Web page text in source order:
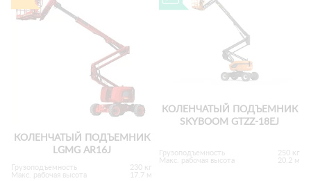
КОЛЕНЧАТЫЙ ПОДЪЕМНИК
LGMG AR16J
Грузоподъемность
230 кг
Макс. рабочая высота
17.7 м
КОЛЕНЧАТЫЙ ПОДЪЕМНИК
SKYBOOM GTZZ-18EJ
Грузоподъемность
250 кг
Макс. рабочая высота
20.2 м